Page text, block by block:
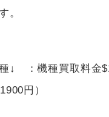
。
↓ ：機種買取料金
円）